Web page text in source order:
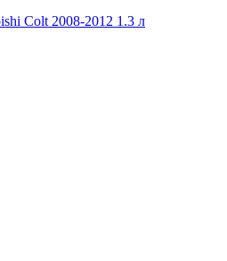
Colt 2008-2012 1.3 л